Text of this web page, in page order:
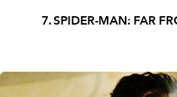
7. SPIDER-MAN: FAR